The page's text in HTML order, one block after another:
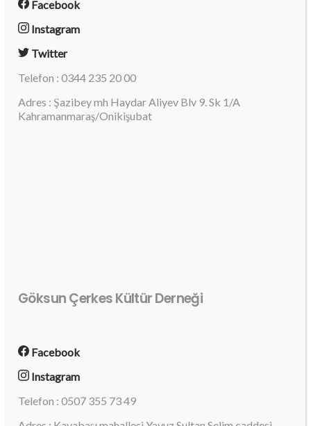
Facebook
Instagram
Twitter
Telefon : 0344 235 20 00
Adres : Şazibey mh Haydar Aliyev Blv 9. Sk 1/A
Kahramanmaraş/Onikişubat
Göksun Çerkes Kültür Derneği
Facebook
Instagram
Telefon : 0507 355 73 49